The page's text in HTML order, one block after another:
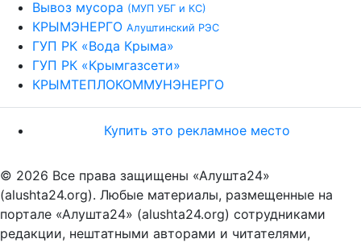
Вывоз мусора (МУП УБГ и КС)
КРЫМЭНЕРГО Алуштинский РЭС
ГУП РК «Вода Крыма»
ГУП РК «Крымгазсети»
КРЫМТЕПЛОКОММУНЭНЕРГО
Купить это рекламное место
© 2026 Все права защищены «Алушта24»
(alushta24.org). Любые материалы, размещенные на
портале «Алушта24» (alushta24.org) сотрудниками
редакции, нештатными авторами и читателями,